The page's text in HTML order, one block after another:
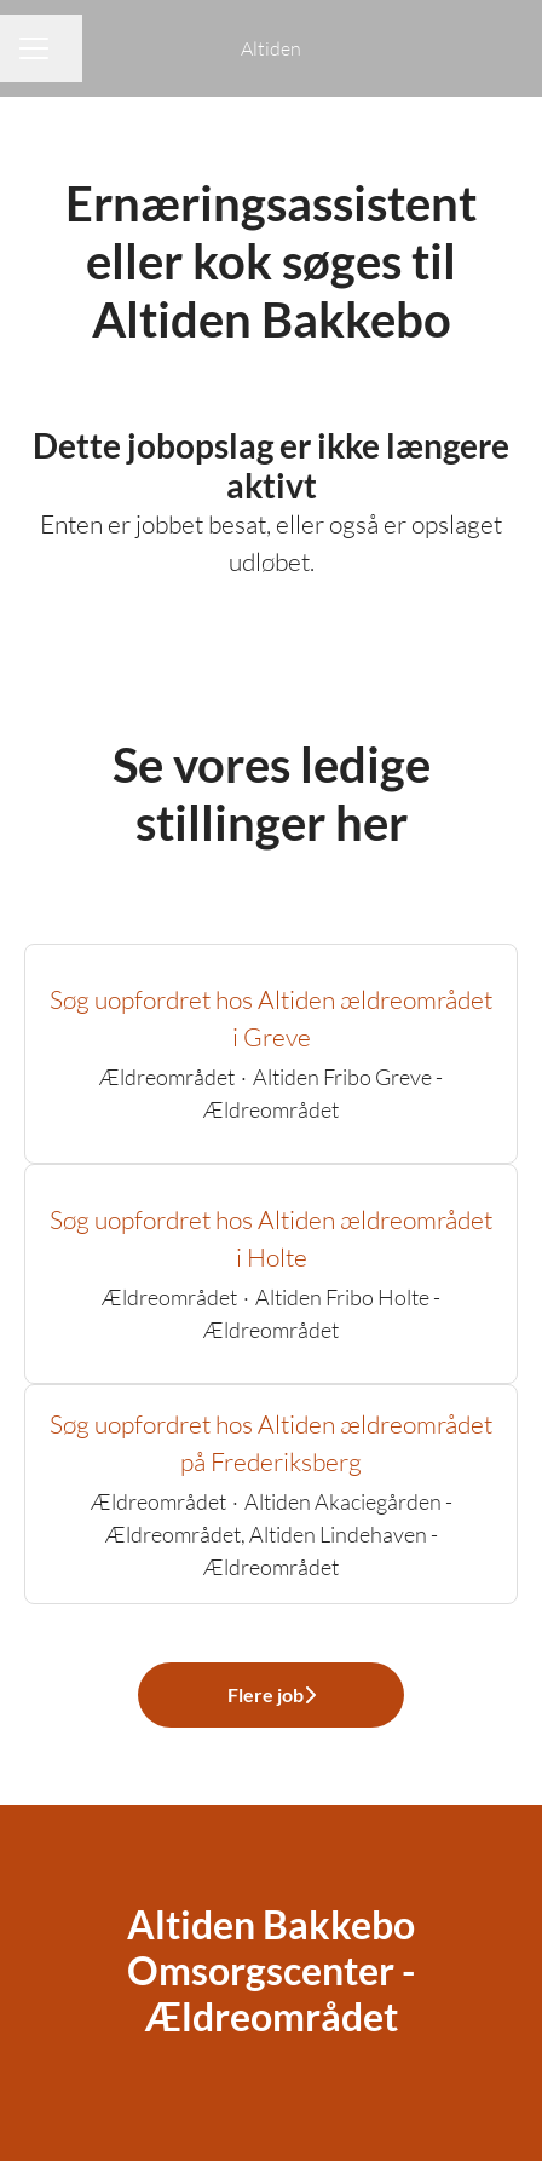
Altiden
Ernæringsassistent
eller kok søges til
Altiden Bakkebo
Dette jobopslag er ikke længere
aktivt
Enten er jobbet besat, eller også er opslaget
udløbet.
Se vores ledige
stillinger her
Søg uopfordret hos Altiden ældreområdet
i Greve
Ældreområdet · Altiden Fribo Greve -
Ældreområdet
Søg uopfordret hos Altiden ældreområdet
i Holte
Ældreområdet · Altiden Fribo Holte -
Ældreområdet
Søg uopfordret hos Altiden ældreområdet
på Frederiksberg
Ældreområdet · Altiden Akaciegården -
Ældreområdet, Altiden Lindehaven -
Ældreområdet
Flere job
Altiden Bakkebo
Omsorgscenter -
Ældreområdet